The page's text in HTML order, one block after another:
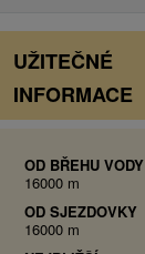
UŽITEČNÉ
INFORMACE
OD BŘEHU VODY
16000 m
OD SJEZDOVKY
16000 m